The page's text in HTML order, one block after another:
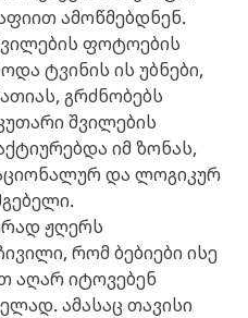
ამოწმებდნენ.
ფოტოების
ტვინის ის უბნები,
გრძნობებს
შვილების
იმ ზონას,
და ლოგიკურ
ჟღერს
რომ ბებიები ისე
აღარ იტოვებენ
ამასაც თავისი